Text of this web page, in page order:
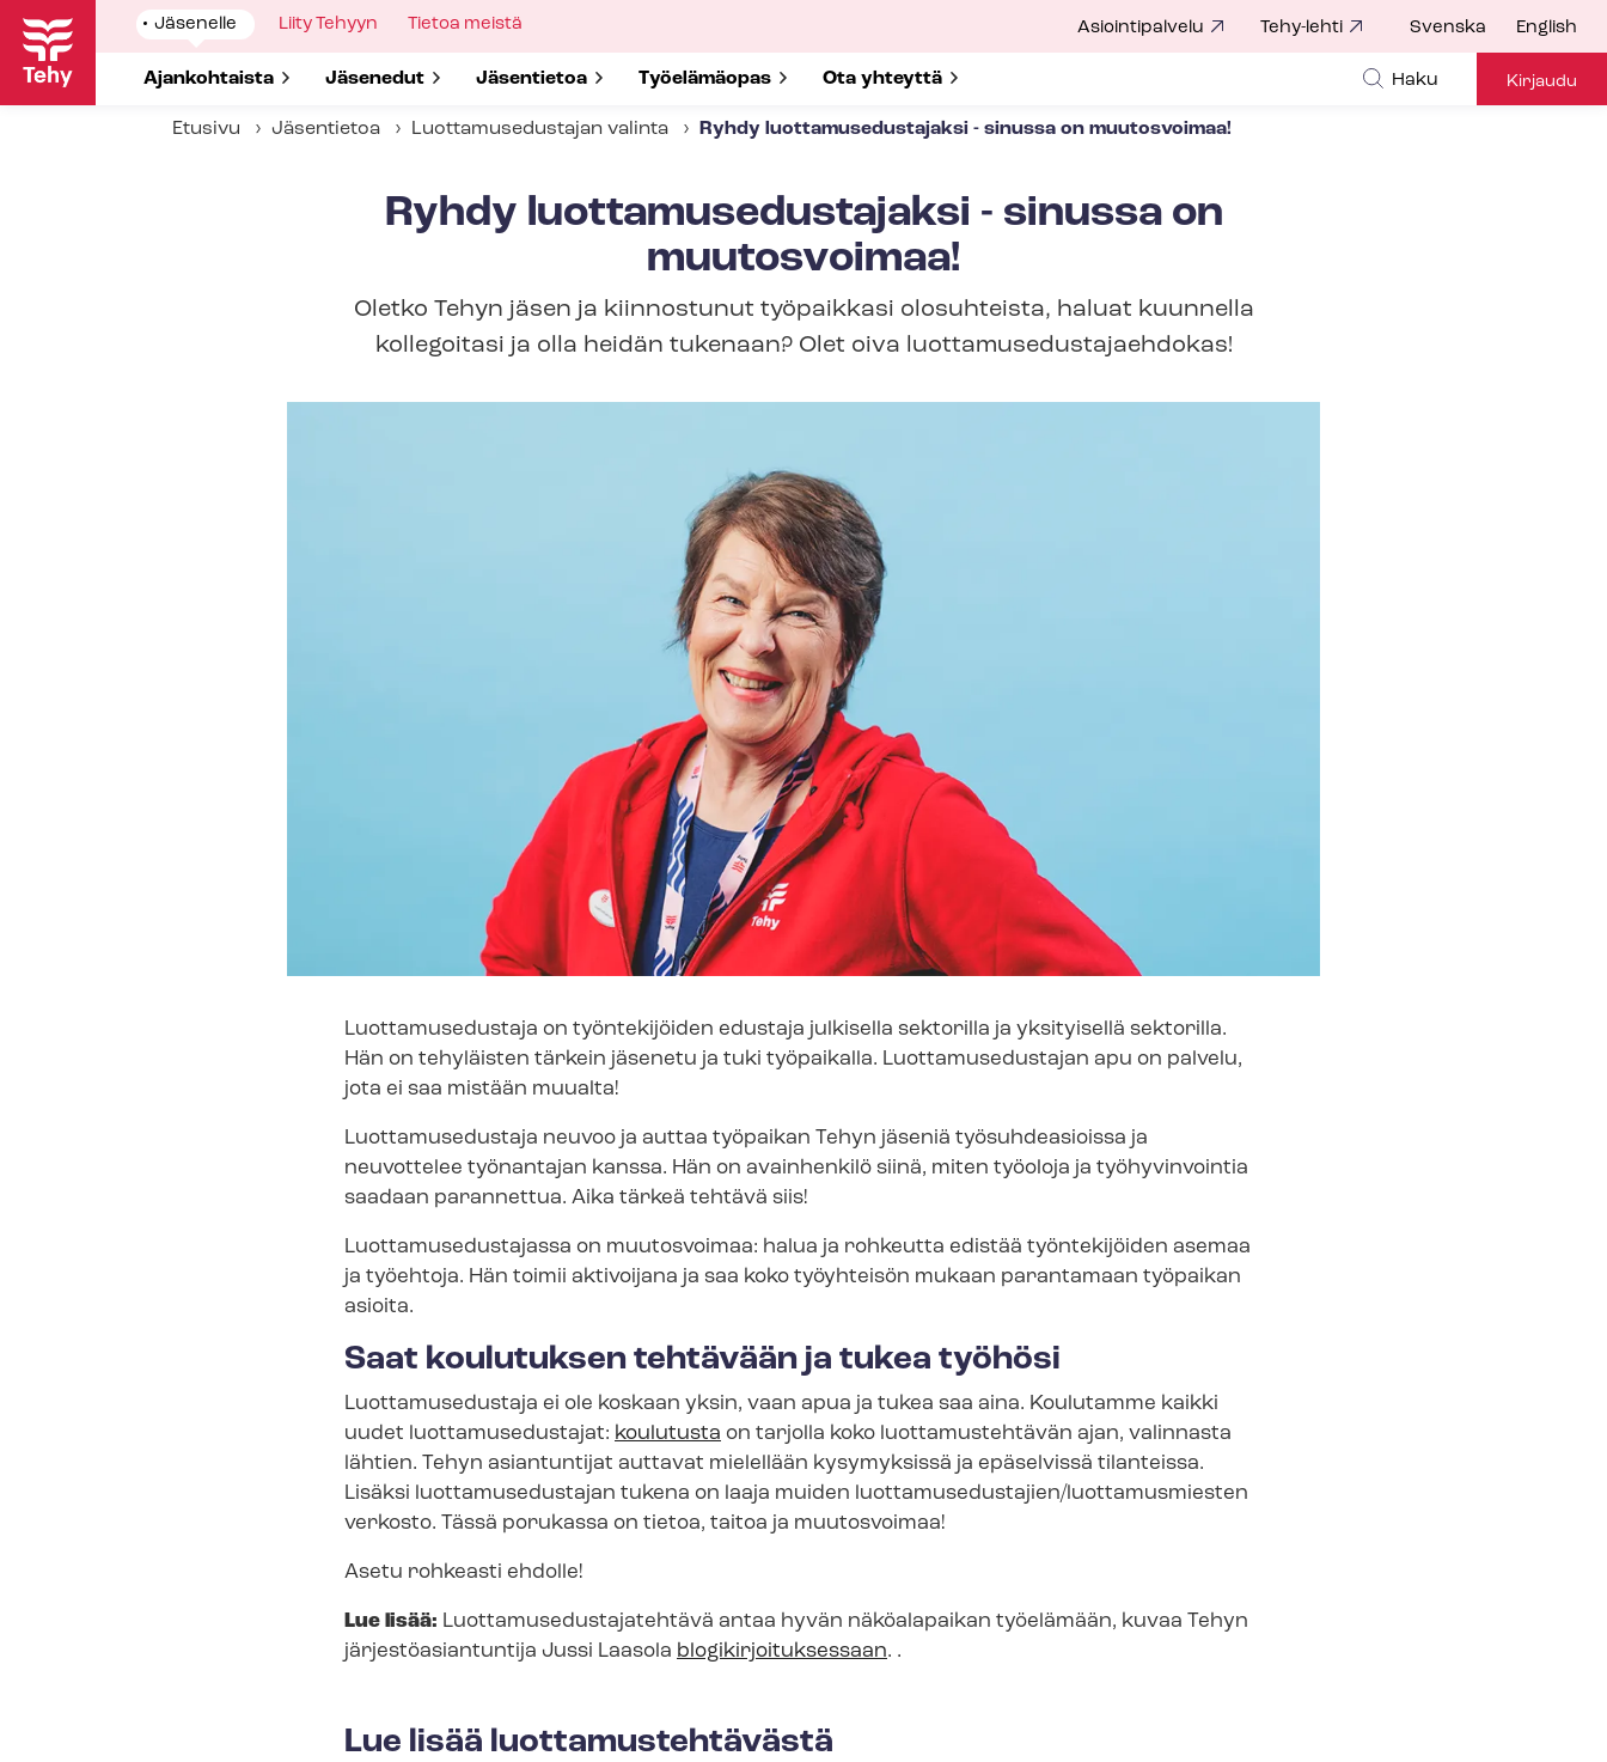
Hyppää
pääsisältöön
Show
submenu
Jäsenelle
Show submenu for
Ajankohtaista Show submenu for
Jäsenedut Show submenu for
Jäsentietoa Show submenu for
Työelämäopas Show submenu for
Ota yhteyttä
Show
Liity Tehyyn
Show
Tietoa meistä Asiointipalvelu Tehy-lehti Svenska English
Haku Kirjaudu
Etusivu Jäsentietoa Luot­ta­muse­dus­ta­jan valinta Ryhdy luot­ta­muse­dus­ta­jak­si - sinussa on muutosvoimaa!
Ryhdy luot­ta­muse­dus­ta­jak­si - sinussa on
muutosvoimaa!
Oletko Tehyn jäsen ja kiinnostunut työpaikkasi olosuhteista, haluat kuunnella
kollegoitasi ja olla heidän tukenaan? Olet oiva luot­ta­muse­dus­ta­jaeh­do­kas!
Luottamusedustaja on työntekijöiden edustaja julkisella sektorilla ja yksityisellä sektorilla.
Hän on tehyläisten tärkein jäsenetu ja tuki työpaikalla. Luot­ta­muse­dus­ta­jan apu on palvelu,
jota ei saa mistään muualta!
Luottamusedustaja neuvoo ja auttaa työpaikan Tehyn jäseniä työsuhdeasioissa ja
neuvottelee työnantajan kanssa. Hän on avainhenkilö siinä, miten työoloja ja työhyvinvointia
saadaan parannettua. Aika tärkeä tehtävä siis!
Luot­ta­muse­dus­ta­jas­sa on muutosvoimaa: halua ja rohkeutta edistää työntekijöiden asemaa
ja työehtoja. Hän toimii aktivoijana ja saa koko työyhteisön mukaan parantamaan työpaikan
asioita.
Saat koulutuksen tehtävään ja tukea työhösi
Luottamusedustaja ei ole koskaan yksin, vaan apua ja tukea saa aina. Koulutamme kaikki
uudet luot­ta­muse­dus­ta­jat: koulutusta on tarjolla koko luottamustehtävän ajan, valinnasta
lähtien. Tehyn asiantuntijat auttavat mielellään kysymyksissä ja epäselvissä tilanteissa.
Lisäksi luot­ta­muse­dus­ta­jan tukena on laaja muiden luot­ta­muse­dus­ta­jien/luottamusmiesten
verkosto. Tässä porukassa on tietoa, taitoa ja muutosvoimaa!
Asetu rohkeasti ehdolle!
Lue lisää: Luot­ta­muse­dus­ta­ja­teh­tä­vä antaa hyvän näköalapaikan työelämään, kuvaa Tehyn
jär­jes­tö­asian­tun­ti­ja Jussi Laasola blo­gi­kir­joi­tuk­ses­saan. .
Lue lisää luot­ta­mus­teh­tä­väs­tä